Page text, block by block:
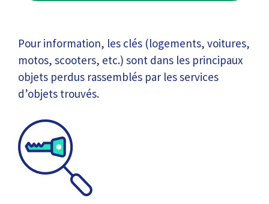
Pour information, les clés (logements, voitures,
motos, scooters, etc.) sont dans les principaux
objets perdus rassemblés par les services
d’objets trouvés.